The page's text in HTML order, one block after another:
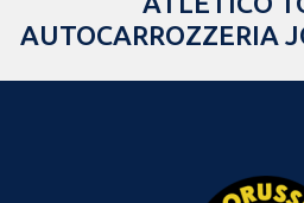
AUTOCARROZZERIA